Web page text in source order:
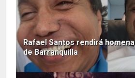
Rafael Santos rendirá
de Barranquilla